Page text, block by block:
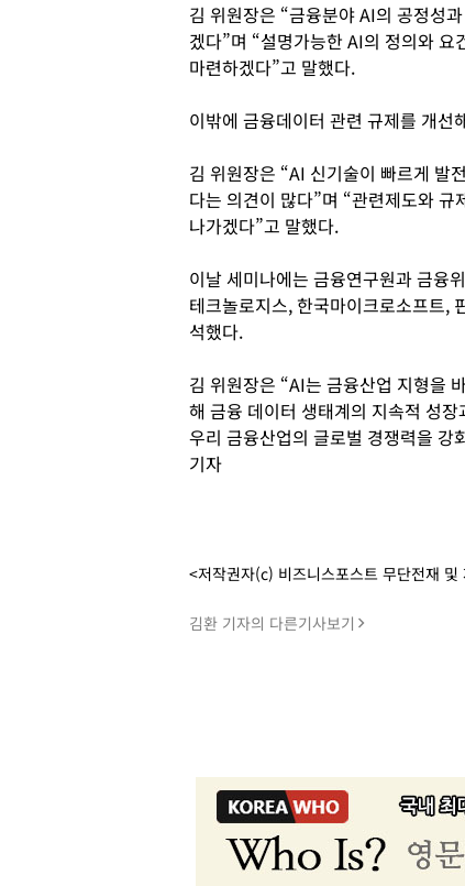
김 위원장은 “금융분야 AI의 공정성
겠다”며 “설명가능한 AI의 정의와
마련하겠다”고 말했다.
이밖에 금융데이터 관련 규제를 개선
김 위원장은 “AI 신기술이 빠르게 발
다는 의견이 많다”며 “관련제도와
나가겠다”고 말했다.
이날 세미나에는 금융연구원과 금융
테크놀로지스, 한국마이크로소프트,
석했다.
김 위원장은 “AI는 금융산업 지형을
해 금융 데이터 생태계의 지속적 성
우리 금융산업의 글로벌 경쟁력을 강
기자
<저작권자(c) 비즈니스포스트 무단전재 및
김환 기자의 다른기사보기